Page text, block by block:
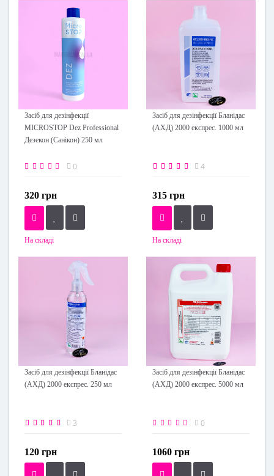
Засіб для дезінфекції
MICROSTOP Dez Professional
Дезекон (Санікон) 250 мл
0
320 грн
На складі
Засіб для дезінфекції Бланідас
(АХД) 2000 експрес. 1000 мл
4
315 грн
На складі
Засіб для дезінфекції Бланідас
(АХД) 2000 експрес. 250 мл
3
120 грн
Засіб для дезінфекції Бланідас
(АХД) 2000 експрес. 5000 мл
0
1060 грн